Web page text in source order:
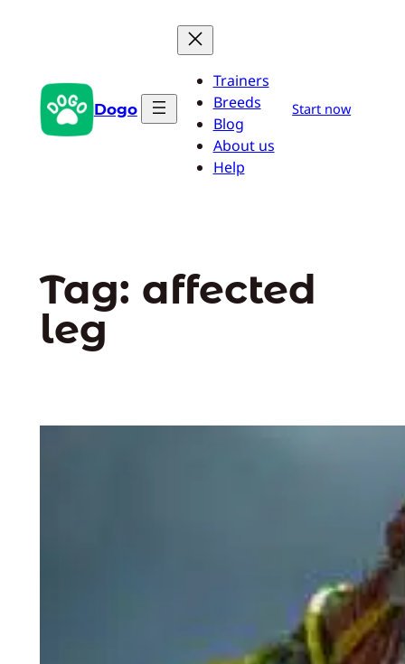
conteúdo Dogo
Trainers
Breeds
Blog
About us
Help
Start now
Tag: affected
leg